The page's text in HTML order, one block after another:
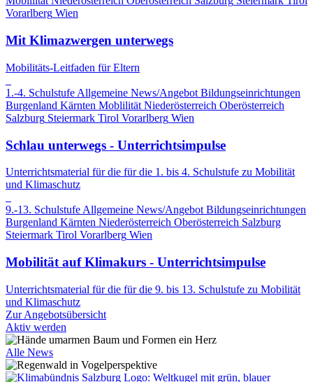
Vorarlberg Wien
Mit Klimazwergen unterwegs
Mobilitäts-Leitfaden für Eltern
1.-4. Schulstufe Allgemeine News/Angebot Bildungseinrichtungen
Burgenland Kärnten Moblilität Niederösterreich Oberösterreich
Salzburg Steiermark Tirol Vorarlberg Wien
Schlau unterwegs - Unterrichtsimpulse
Unterrichtsmaterial für die für die 1. bis 4. Schulstufe zu Mobilität
und Klimaschutz
9.-13. Schulstufe Allgemeine News/Angebot Bildungseinrichtungen
Burgenland Kärnten Niederösterreich Oberösterreich Salzburg
Steiermark Tirol Vorarlberg Wien
Mobilität auf Klimakurs - Unterrichtsimpulse
Unterrichtsmaterial für die für die 9. bis 13. Schulstufe zu Mobilität
und Klimaschutz
Zur Angebotsübersicht
Aktiv werden
Alle News